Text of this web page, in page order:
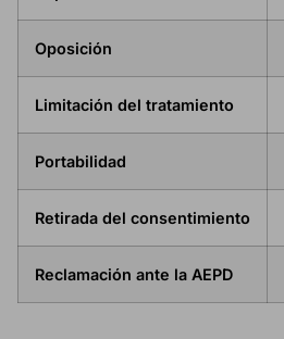
Oposición
Limitación del tratamiento
Portabilidad
Retirada del consentimiento
Reclamación ante la AEPD